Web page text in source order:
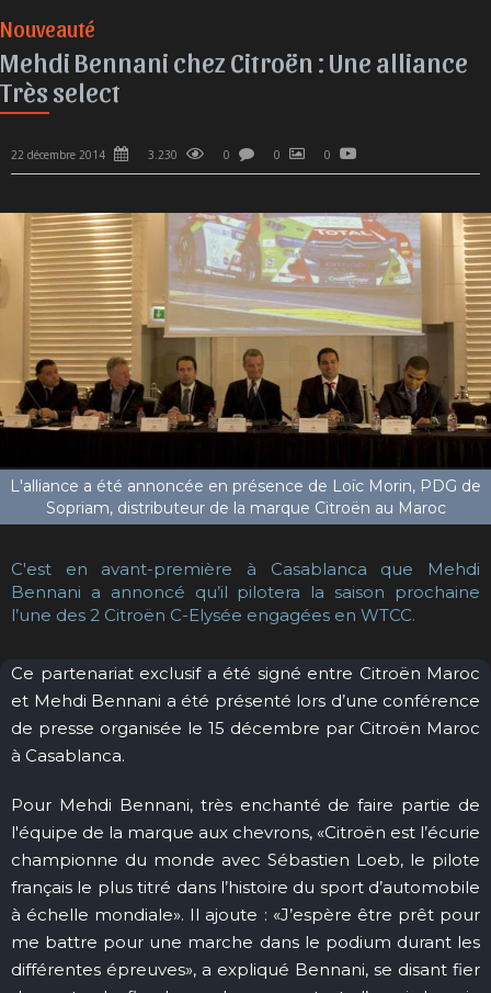
Nouveauté
Mehdi Bennani chez Citroën : Une alliance
Très select
22 décembre 2014 3.230 0 0 0
C'est en avant-première à Casablanca que Mehdi
Bennani a annoncé qu’il pilotera la saison prochaine
l’une des 2 Citroën C-Elysée engagées en WTCC.
Ce partenariat exclusif a été signé entre Citroën Maroc
et Mehdi Bennani a été présenté lors d’une conférence
de presse organisée le 15 décembre par Citroën Maroc
à Casablanca.
Pour Mehdi Bennani, très enchanté de faire partie de
l'équipe de la marque aux chevrons, «Citroën est l’écurie
championne du monde avec Sébastien Loeb, le pilote
français le plus titré dans l’histoire du sport d’automobile
à échelle mondiale». Il ajoute : «J’espère être prêt pour
me battre pour une marche dans le podium durant les
différentes épreuves», a expliqué Bennani, se disant fier